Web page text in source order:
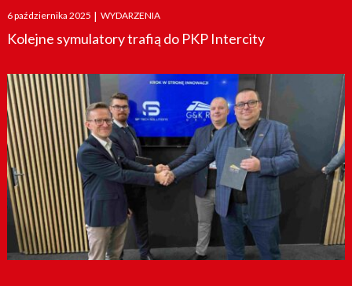
Posted
on
6 października 2025 | WYDARZENIA
Kolejne symulatory trafią do PKP Intercity